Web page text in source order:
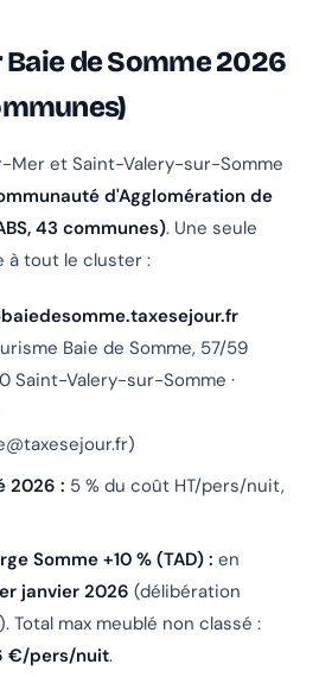
Baie de Somme 2026
Mer et Saint-Valery-sur-Somme
d'Agglomération de
43 communes). Une seule
à tout le cluster :
Baie de Somme, 57/59
Saint-Valery-sur-Somme ·
)
2026 : 5 % du coût HT/pers/nuit,
Somme +10 % (TAD) : en
janvier 2026 (délibération
Total max meublé non classé :
€/pers/nuit.